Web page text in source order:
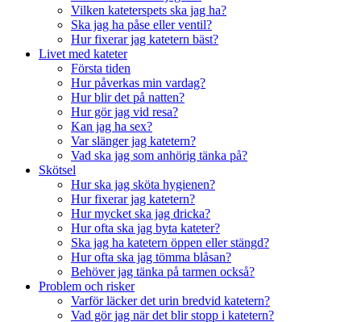
Vilken kateterspets ska jag ha?
Ska jag ha påse eller ventil?
Hur fixerar jag katetern bäst?
Livet med kateter
Första tiden
Hur påverkas min vardag?
Hur blir det på natten?
Hur gör jag vid resa?
Kan jag ha sex?
Var slänger jag katetern?
Vad ska jag som anhörig tänka på?
Skötsel
Hur ska jag sköta hygienen?
Hur fixerar jag katetern?
Hur mycket ska jag dricka?
Hur ofta ska jag byta kateter?
Ska jag ha katetern öppen eller stängd?
Hur ofta ska jag tömma blåsan?
Behöver jag tänka på tarmen också?
Problem och risker
Varför läcker det urin bredvid katetern?
Vad gör jag när det blir stopp i katetern?